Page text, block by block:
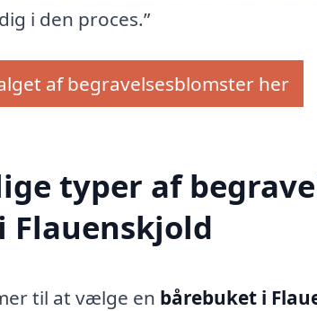
i den proces.”
af begravelsesblomster her
typer af
Flauenskjold
til at vælge en bårebuket i